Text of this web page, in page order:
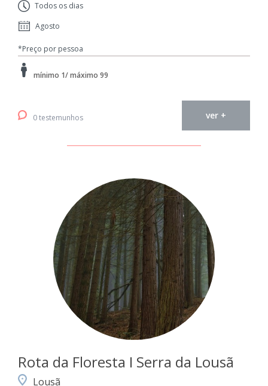
Todos os dias
Agosto
*Preço por pessoa
mínimo 1/ máximo 99
0 testemunhos ver +
Rota da Floresta I Serra da Lousã
Lousã